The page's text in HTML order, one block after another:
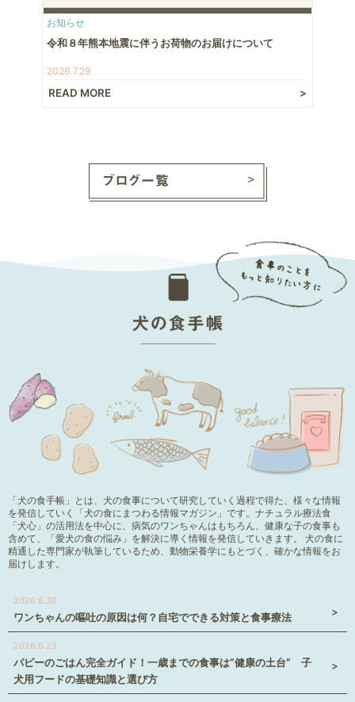
お知らせ
令和８年熊本地震に伴うお荷物のお届けについて
2026.7.29
READ MORE
「犬の食手帳」とは、犬の食事について研究していく過程で得た、様々な情報
を発信していく「犬の食にまつわる情報マガジン」です。ナチュラル療法食
「犬心」の活用法を中心に、病気のワンちゃんはもちろん、健康な子の食事も
含めて、「愛犬の食の悩み」を解決に導く情報を発信していきます。 犬の食に
精通した専門家が執筆しているため、動物栄養学にもとづく、確かな情報をお
届けします。
2026.6.30
ワンちゃんの嘔吐の原因は何？自宅でできる対策と食事療法
2026.6.23
パピーのごはん完全ガイド！一歳までの食事は”健康の土台” 子
犬用フードの基礎知識と選び方